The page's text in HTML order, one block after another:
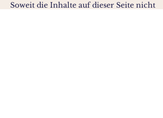
Soweit die Inhalte auf dieser Seite nicht